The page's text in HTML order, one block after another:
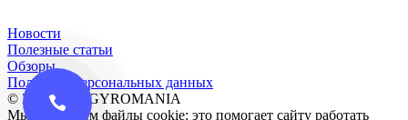
Новости
Полезные статьи
Обзоры
Политика персональных данных
© 2016-2026 GYROMANIA
Мы сохраняем файлы cookie: это помогает сайту работать